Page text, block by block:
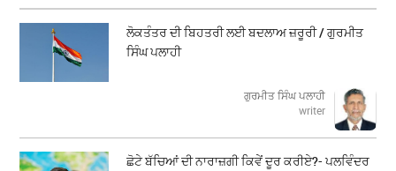
ਲੋਕਤੰਤਰ ਦੀ ਬਿਹਤਰੀ ਲਈ ਬਦਲਾਅ ਜ਼ਰੂਰੀ / ਗੁਰਮੀਤ
ਸਿੰਘ ਪਲਾਹੀ
ਗੁਰਮੀਤ ਸਿੰਘ ਪਲਾਹੀ
writer
ਛੋਟੇ ਬੱਚਿਆਂ ਦੀ ਨਾਰਾਜ਼ਗੀ ਕਿਵੇਂ ਦੂਰ ਕਰੀਏ?- ਪਲਵਿੰਦਰ